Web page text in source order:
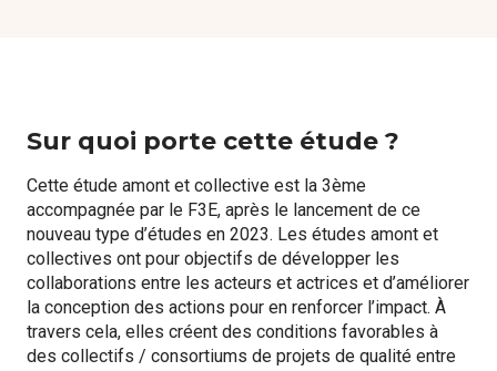
Sur quoi porte cette étude ?
Cette étude amont et collective est la 3ème
accompagnée par le F3E, après le lancement de ce
nouveau type d’études en 2023. Les études amont et
collectives ont pour objectifs de développer les
collaborations entre les acteurs et actrices et d’améliorer
la conception des actions pour en renforcer l’impact. À
travers cela, elles créent des conditions favorables à
des collectifs / consortiums de projets de qualité entre